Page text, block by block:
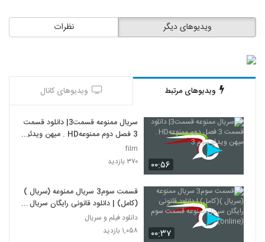
نظرات ویدیوهای دیگر
ویدیوهای مرتبط ویدیوهای کانال
۰۰:۵۶
سریال ممنوعه قسمت3| دانلود قسمت
3 فصل دوم ممنوعهHD . میهن ویدئو
سوم 3
film
۳۷۰ بازدید
۰۰:۳۷
قسمت سوم3 سریال ممنوعه (سریال )
(کامل) | دانلود قانونی رایگان سریال
ممنوعه قسمت سوم (online)
دانلود فیلم و سریال
۱,۰۵۸ بازدید